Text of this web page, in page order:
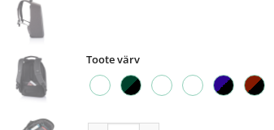
Toote värv